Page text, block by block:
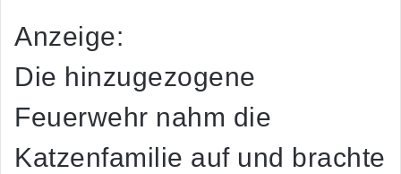
Anzeige:
Die hinzugezogene
Feuerwehr nahm die
Katzenfamilie auf und brachte